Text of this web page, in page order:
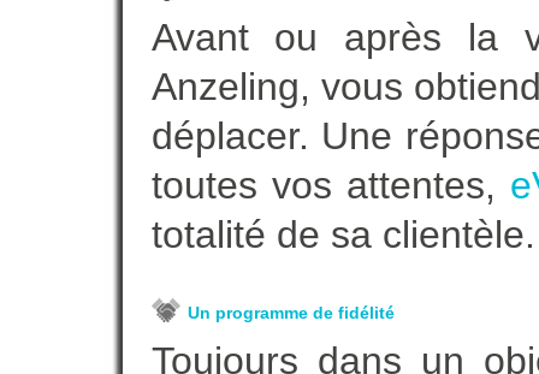
Avant ou après la
Anzeling, vous
déplacer. Une
toutes vos attentes,
totalité de sa clientèle.
Un programme de fidélité
Toujours dans un